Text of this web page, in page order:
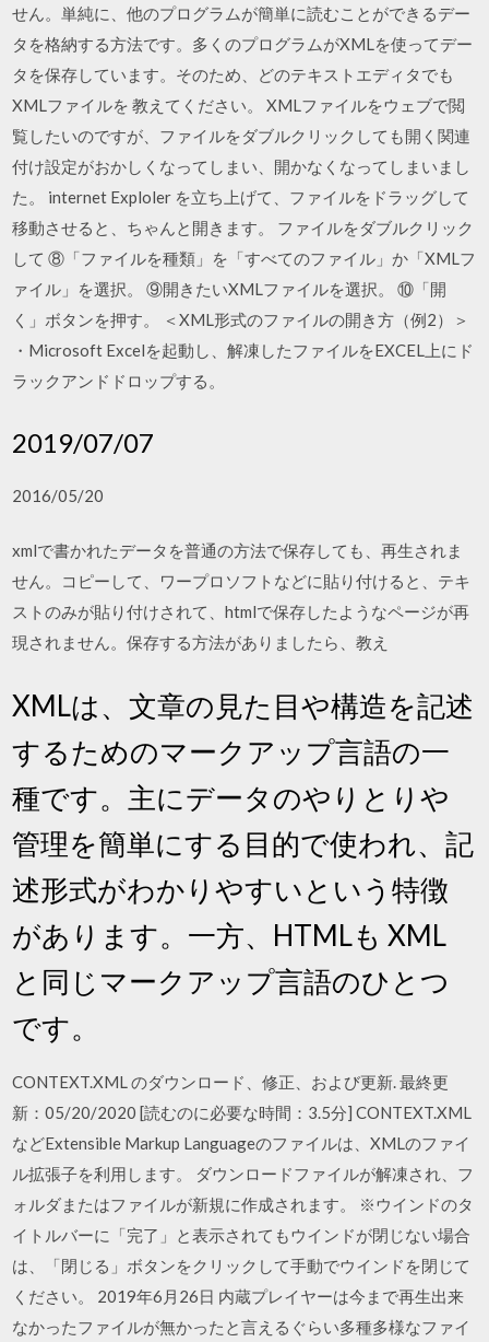
せん。単純に、他のプログラムが簡単に読むことができるデー
タを格納する方法です。多くのプログラムがXMLを使ってデー
タを保存しています。そのため、どのテキストエディタでも
XMLファイルを 教えてください。 XMLファイルをウェブで閲
覧したいのですが、ファイルをダブルクリックしても開く関連
付け設定がおかしくなってしまい、開かなくなってしまいまし
た。 internet Exploler を立ち上げて、ファイルをドラッグして
移動させると、ちゃんと開きます。 ファイルをダブルクリック
して ⑧「ファイルを種類」を「すべてのファイル」か「XMLフ
ァイル」を選択。 ⑨開きたいXMLファイルを選択。 ⑩「開
く」ボタンを押す。 ＜XML形式のファイルの開き方（例2）＞
・Microsoft Excelを起動し、解凍したファイルをEXCEL上にド
ラックアンドドロップする。
2019/07/07
2016/05/20
xmlで書かれたデータを普通の方法で保存しても、再生されま
せん。コピーして、ワープロソフトなどに貼り付けると、テキ
ストのみが貼り付けされて、htmlで保存したようなページが再
現されません。保存する方法がありましたら、教え
XMLは、文章の見た目や構造を記述
するためのマークアップ言語の一
種です。主にデータのやりとりや
管理を簡単にする目的で使われ、記
述形式がわかりやすいという特徴
があります。一方、HTMLも XML
と同じマークアップ言語のひとつ
です。
CONTEXT.XML のダウンロード、修正、および更新. 最終更
新：05/20/2020 [読むのに必要な時間：3.5分] CONTEXT.XML
などExtensible Markup Languageのファイルは、XMLのファイ
ル拡張子を利用します。 ダウンロードファイルが解凍され、フ
ォルダまたはファイルが新規に作成されます。 ※ウインドのタ
イトルバーに「完了」と表示されてもウインドが閉じない場合
は、「閉じる」ボタンをクリックして手動でウインドを閉じて
ください。 2019年6月26日 内蔵プレイヤーは今まで再生出来
なかったファイルが無かったと言えるぐらい多種多様なファイ